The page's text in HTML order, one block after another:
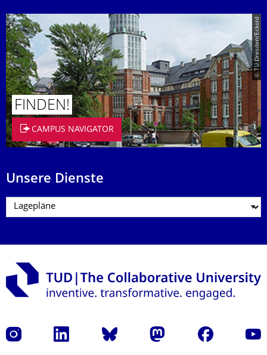
© TU Dresden/Eckold
FINDEN!
CAMPUS NAVIGATOR
Unsere Dienste
Instagram LinkedIn Bluesky Mastodon Facebook